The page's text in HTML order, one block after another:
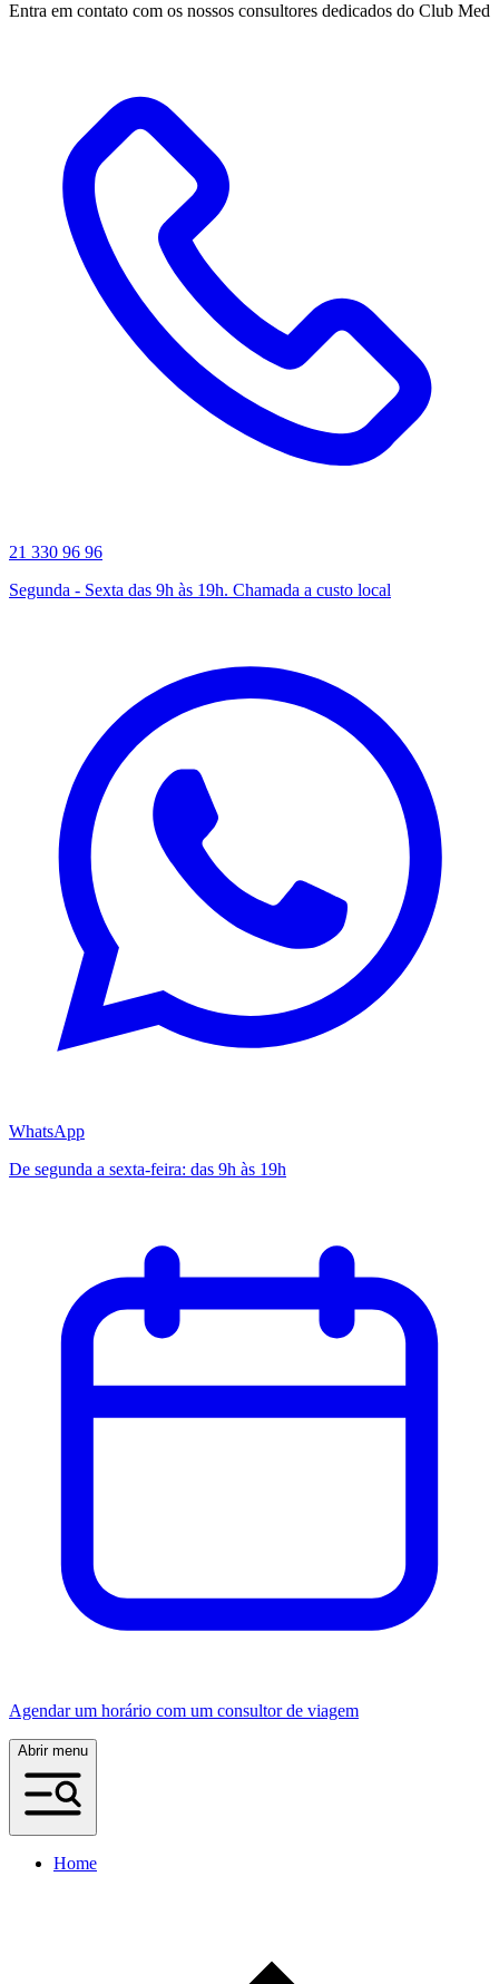
Entra em contato com os nossos consultores dedicados do Club Med
21 330 96 96
Segunda - Sexta das 9h às 19h. Chamada a custo local
WhatsApp
De segunda a sexta-feira: das 9h às 19h
Agendar um horário com um consultor de viagem
Abrir menu
Home